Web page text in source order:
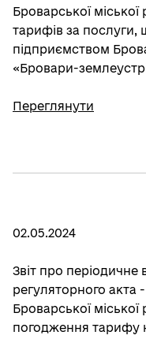
Броварської
тарифів за
підприємством
«Бровари-
Переглянути
02.05.2024
Звіт про періодичне
регуляторного акта
Броварської
погодження тарифу